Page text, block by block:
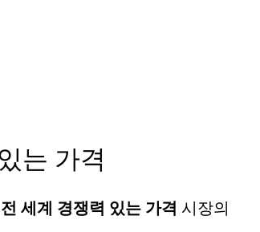
는 가격
세계 경쟁력 있는 가격 시장의